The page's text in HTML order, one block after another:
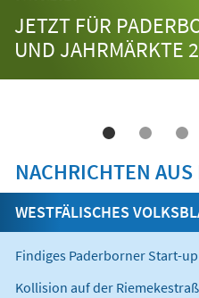
JETZT FÜR
UND JAHRMÄRKTE
NACHRICHTEN AUS
WESTFÄLISCHES
Findiges Paderborner Start-up
Kollision auf der